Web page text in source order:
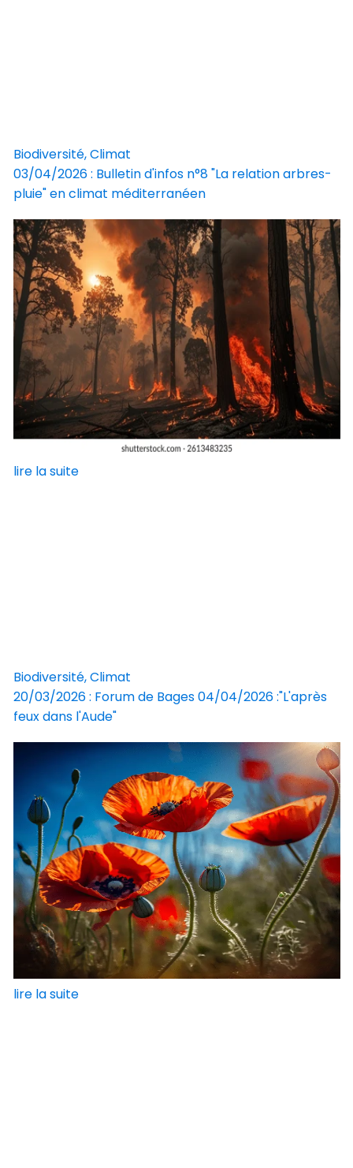
Biodiversité, Climat
03/04/2026 : Bulletin d'infos n°8 "La relation arbres-
pluie" en climat méditerranéen
lire la suite
Biodiversité, Climat
20/03/2026 : Forum de Bages 04/04/2026 :"L'après
feux dans l'Aude"
lire la suite